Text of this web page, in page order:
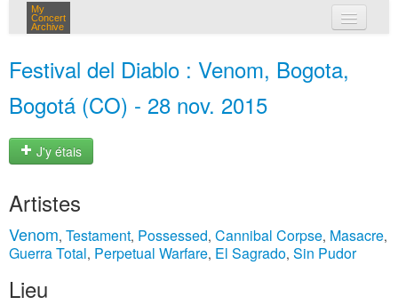
My
Concert
Archive
Festival del Diablo : Venom, Bogota,
Bogotá (CO) - 28 nov. 2015
J'y étais
Artistes
Venom, Testament, Possessed, Cannibal Corpse, Masacre,
Guerra Total, Perpetual Warfare, El Sagrado, Sin Pudor
Lieu